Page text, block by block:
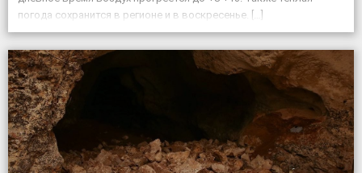
погода сохранится в регионе и в воскресенье. […]